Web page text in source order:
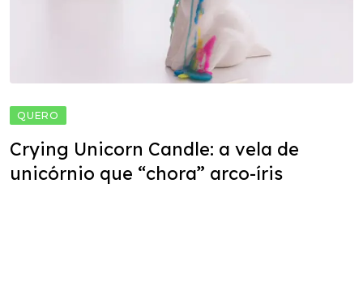
QUERO
Crying Unicorn Candle: a vela de
unicórnio que “chora” arco-íris